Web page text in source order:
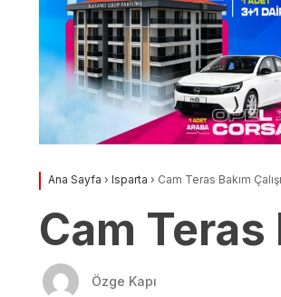
Ana Sayfa › Isparta › Cam Teras Bakım
Cam Teras
Özge Kapı